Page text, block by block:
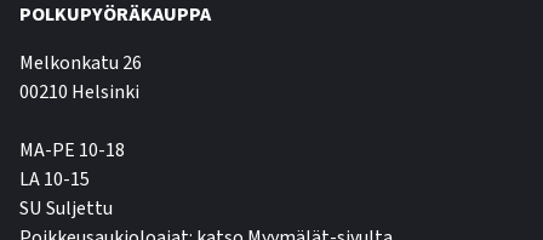
POLKUPYÖRÄKAUPPA
Melkonkatu 26
00210 Helsinki
MA-PE 10-18
LA 10-15
SU Suljettu